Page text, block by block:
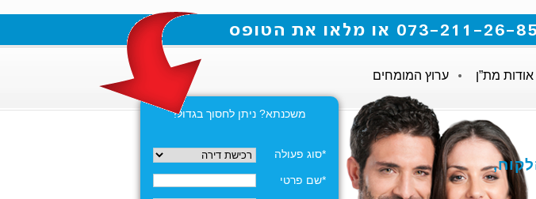
אודות מת”ן ערוץ המומחים
משכנתא? ניתן לחסוך בגדול!
*סוג פעולה
*שם פרטי